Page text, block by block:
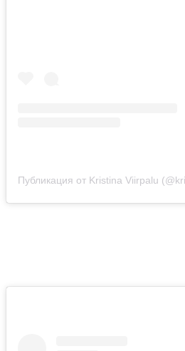
Публикация от Kristina Viirpalu